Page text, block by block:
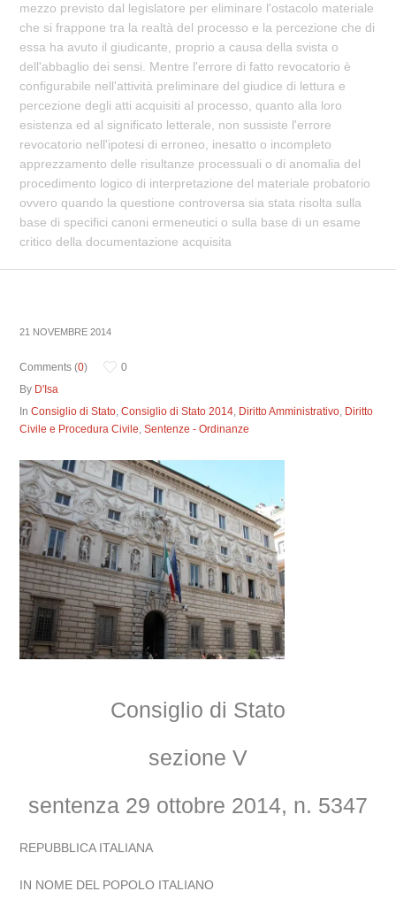
mezzo previsto dal legislatore per eliminare l'ostacolo materiale
che si frappone tra la realtà del processo e la percezione che di
essa ha avuto il giudicante, proprio a causa della svista o
dell'abbaglio dei sensi. Mentre l'errore di fatto revocatorio è
configurabile nell'attività preliminare del giudice di lettura e
percezione degli atti acquisiti al processo, quanto alla loro
esistenza ed al significato letterale, non sussiste l'errore
revocatorio nell'ipotesi di erroneo, inesatto o incompleto
apprezzamento delle risultanze processuali o di anomalia del
procedimento logico di interpretazione del materiale probatorio
ovvero quando la questione controversa sia stata risolta sulla
base di specifici canoni ermeneutici o sulla base di un esame
critico della documentazione acquisita
21 NOVEMBRE 2014
Comments (0)
0
By D'Isa
InConsiglio di Stato,Consiglio di Stato 2014, Diritto Amministrativo, Diritto
Civile e Procedura Civile,Sentenze - Ordinanze
Consiglio di Stato
sezione V
sentenza 29 ottobre 2014, n. 5347
REPUBBLICA ITALIANA
IN NOME DEL POPOLO ITALIANO